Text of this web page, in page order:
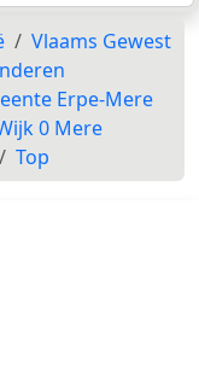
Vlaams Gewest
Erpe-Mere
0 Mere
Top